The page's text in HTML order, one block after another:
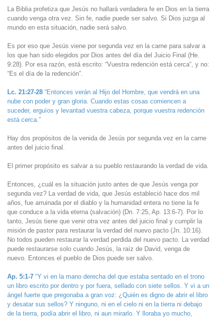
La Biblia profetiza que Jesús no hallará verdadera fe en Dios en la tierra
cuando venga otra vez. Sin fe, nadie puede ser salvo. Si Dios juzga al
mundo en esta situación, nadie será salvo.
Es por eso que Jesús viene por segunda vez en la carne para salvar a
los que han sido elegidos por Dios antes del día del Juicio Final (He.
9:28). Por esa razón, está escrito: “Vuestra redención está cerca“, y no:
“Es el día de la redención”.
Lc. 21:27-28 “Entonces verán al Hijo del Hombre, que vendrá en una
nube con poder y gran gloria. Cuando estas cosas comiencen a
suceder, erguíos y levantad vuestra cabeza, porque vuestra redención
está cerca.”
Hay dos propósitos de la venida de Jesús por segunda vez en la carne
antes del juicio final.
El primer propósito es salvar a su pueblo restaurando la verdad de vida.
Entonces, ¿cuál es la situación justo antes de que Jesús venga por
segunda vez? La verdad de vida, que Jesús estableció hace dos mil
años, fue arruinada por el diablo y la humanidad entera no tiene la fe
que conduce a la vida eterna (salvación) (Dn. 7:25, Ap. 13:6-7). Por lo
tanto, Jesús tiene que venir otra vez antes del juicio final y cumplir la
misión de pastor para restaurar la verdad del nuevo pacto (Jn. 10:16).
No todos pueden restaurar la verdad perdida del nuevo pacto. La verdad
puede restaurarse solo cuando Jesús, la raíz de David, venga de
nuevo. Entonces el pueblo de Dios puede ser salvo.
Ap. 5:1-7 “Y vi en la mano derecha del que estaba sentado en el trono
un libro escrito por dentro y por fuera, sellado con siete sellos. Y vi a un
ángel fuerte que pregonaba a gran voz: ¿Quién es digno de abrir el libro
y desatar sus sellos? Y ninguno, ni en el cielo ni en la tierra ni debajo
de la tierra, podía abrir el libro, ni aun mirarlo. Y lloraba yo mucho,